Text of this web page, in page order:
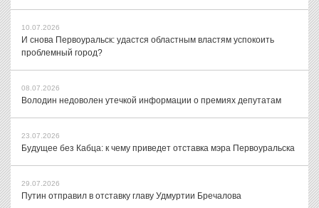
10.07.2026
И снова Первоуральск: удастся областным властям успокоить
проблемный город?
08.07.2026
Володин недоволен утечкой информации о премиях депутатам
23.07.2026
Будущее без Кабца: к чему приведет отставка мэра Первоуральска
29.07.2026
Путин отправил в отставку главу Удмуртии Бречалова